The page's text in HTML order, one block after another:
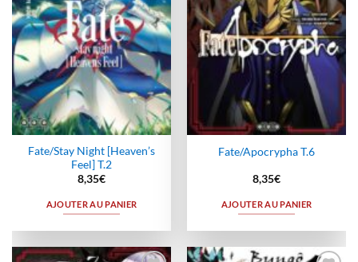
Fate/Stay Night [Heaven’s
Feel] T.2
8,35€
AJOUTER AU PANIER
Fate/Apocrypha T.6
8,35€
AJOUTER AU PANIER